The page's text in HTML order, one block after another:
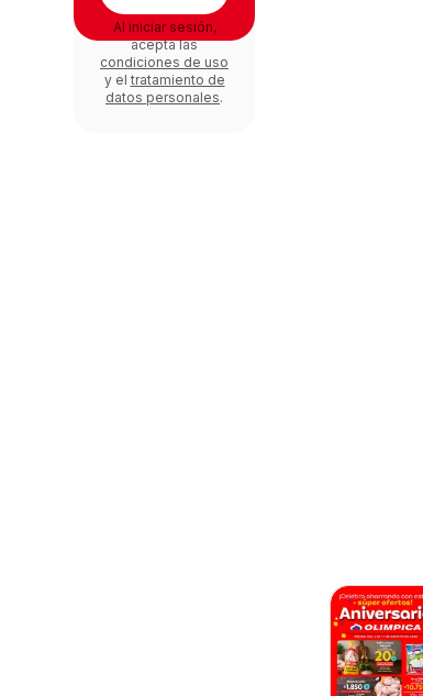
Al iniciar sesión,
acepta las
condiciones de uso
y el tratamiento de
datos personales.